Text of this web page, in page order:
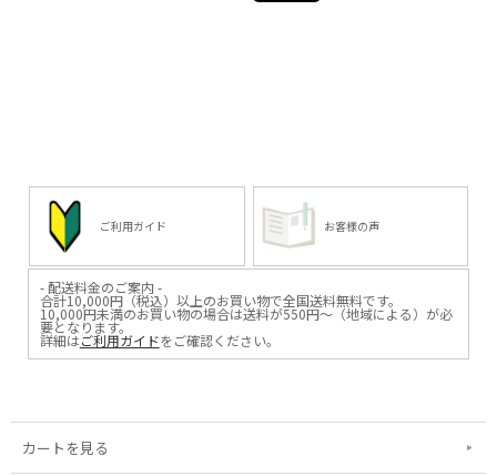
ご利用ガイド お客様の声
- 配送料金のご案内 -
合計10,000円（税込）以上のお買い物で全国送料無料です。
10,000円未満のお買い物の場合は送料が550円～（地域による）が必
要となります。
詳細はご利用ガイドをご確認ください。
カートを見る